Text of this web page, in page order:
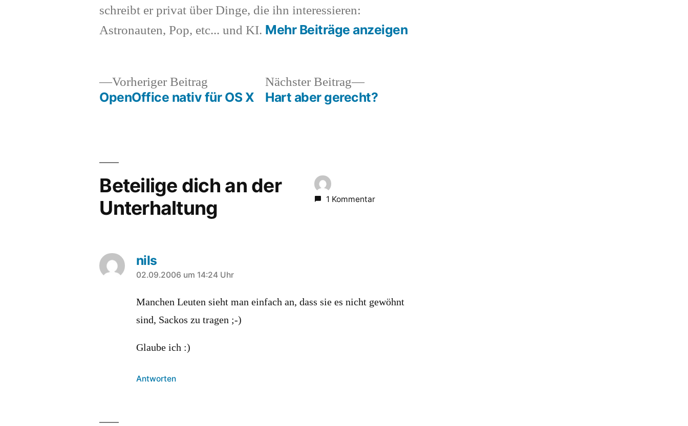
schreibt er privat über Dinge, die ihn interessieren:
Astronauten, Pop, etc... und KI. Mehr Beiträge anzeigen
Beitragsnavigation
Vorheriger Beitrag
Beitrag:
OpenOffice nativ für OS X
Nächster Beitrag
Nächster
Beitrag:
Hart aber gerecht?
Beteilige dich an der
Unterhaltung
1 Kommentar
nils
sagt:
02.09.2006 um 14:24 Uhr
Manchen Leuten sieht man einfach an, dass sie es nicht gewöhnt
sind, Sackos zu tragen ;-)
Glaube ich :)
Antworten